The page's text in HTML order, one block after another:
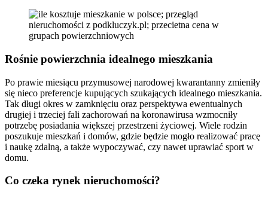
Rośnie powierzchnia idealnego mieszkania
Po prawie miesiącu przymusowej narodowej kwarantanny zmieniły
się nieco preferencje kupujących szukających idealnego mieszkania.
Tak długi okres w zamknięciu oraz perspektywa ewentualnych
drugiej i trzeciej fali zachorowań na koronawirusa wzmocniły
potrzebę posiadania większej przestrzeni życiowej. Wiele rodzin
poszukuje mieszkań i domów, gdzie będzie mogło realizować pracę
i naukę zdalną, a także wypoczywać, czy nawet uprawiać sport w
domu.
Co czeka rynek nieruchomości?